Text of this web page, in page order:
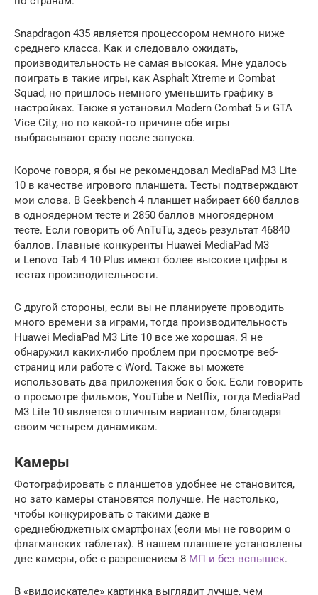
Snapdragon 435 является процессором немного ниже
среднего класса. Как и следовало ожидать,
производительность не самая высокая. Мне удалось
поиграть в такие игры, как Asphalt Xtreme и Combat
Squad, но пришлось немного уменьшить графику в
настройках. Также я установил Modern Combat 5 и GTA
Vice City, но по какой-то причине обе игры
выбрасывают сразу после запуска.
Короче говоря, я бы не рекомендовал MediaPad M3 Lite
10 в качестве игрового планшета. Тесты подтверждают
мои слова. В Geekbench 4 планшет набирает 660 баллов
в одноядерном тесте и 2850 баллов многоядерном
тесте. Если говорить об AnTuTu, здесь результат 46840
баллов. Главные конкуренты Huawei MediaPad M3
и Lenovo Tab 4 10 Plus имеют более высокие цифры в
тестах производительности.
С другой стороны, если вы не планируете проводить
много времени за играми, тогда производительность
Huawei MediaPad M3 Lite 10 все же хорошая. Я не
обнаружил каких-либо проблем при просмотре веб-
страниц или работе с Word. Также вы можете
использовать два приложения бок о бок. Если говорить
о просмотре фильмов, YouTube и Netflix, тогда MediaPad
M3 Lite 10 является отличным вариантом, благодаря
своим четырем динамикам.
Камеры
Фотографировать с планшетов удобнее не становится,
но зато камеры становятся получше. Не настолько,
чтобы конкурировать с такими даже в
среднебюджетных смартфонах (если мы не говорим о
флагманских таблетах). В нашем планшете установлены
две камеры, обе с разрешением 8 МП и без вспышек.
В «видоискателе» картинка выглядит лучше, чем